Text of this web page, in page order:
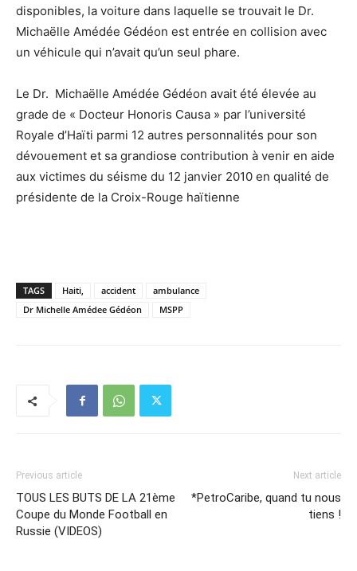
disponibles, la voiture dans laquelle se trouvait le Dr.
Michaëlle Amédée Gédéon est entrée en collision avec
un véhicule qui n’avait qu’un seul phare.
Le Dr. Michaëlle Amédée Gédéon avait été élevée au
grade de « Docteur Honoris Causa » par l’université
Royale d’Haïti parmi 12 autres personnalités pour son
dévouement et sa grandiose contribution à venir en aide
aux victimes du séisme du 12 janvier 2010 en qualité de
présidente de la Croix-Rouge haïtienne
TAGS Haiti, accident
ambulance
Dr Michelle Amédee Gédéon
MSPP
Previous article
TOUS LES BUTS DE LA 21ème
Coupe du Monde Football en
Russie (VIDEOS)
Next article
*PetroCaribe, quand tu nous
tiens !